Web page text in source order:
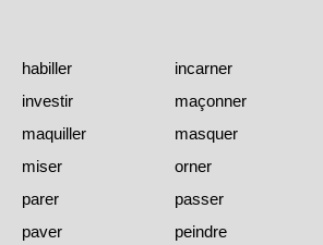
habiller
incarner
investir
maçonner
maquiller
masquer
miser
orner
parer
passer
paver
peindre